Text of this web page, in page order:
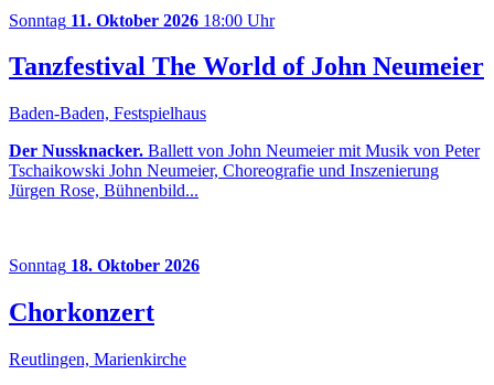
Sonntag 11. Oktober 2026 18:00 Uhr
Tanzfestival The World of John Neumeier
Baden-Baden, Festspielhaus
Der Nussknacker. Ballett von John Neumeier mit Musik von Peter
Tschaikowski John Neumeier, Choreografie und Inszenierung
Jürgen Rose, Bühnenbild...
Sonntag 18. Oktober 2026
Chorkonzert
Reutlingen, Marienkirche